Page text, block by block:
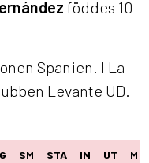
föddes 10
Spanien. I La
Levante UD.
SM STA IN UT M